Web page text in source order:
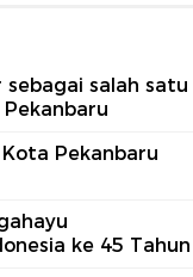
sebagai salah satu
Pekanbaru
ke 45 Tahun